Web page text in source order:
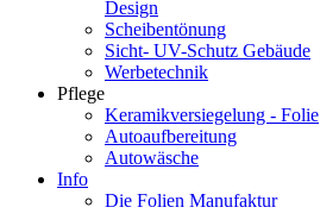
Design
Scheibentönung
Sicht- UV-Schutz Gebäude
Werbetechnik
Pflege
Keramikversiegelung - Folie
Autoaufbereitung
Autowäsche
Info
Die Folien Manufaktur